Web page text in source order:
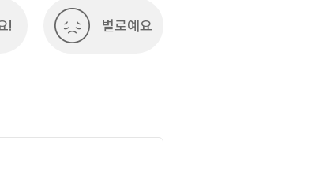
! 별로예요